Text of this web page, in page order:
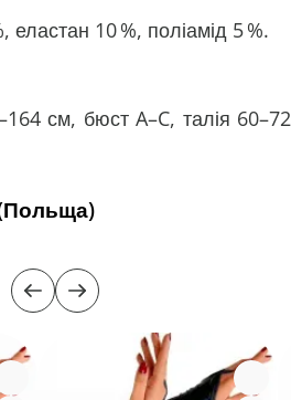
еластан 10 %, поліамід 5 %.
см, бюст A–C, талія 60–72